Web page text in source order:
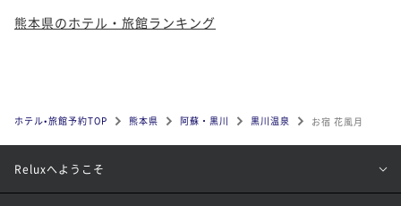
熊本県のホテル・旅館ランキング
ホテル•旅館予約TOP 熊本県 阿蘇・黒川 黒川温泉 お宿 花風月
Reluxへようこそ